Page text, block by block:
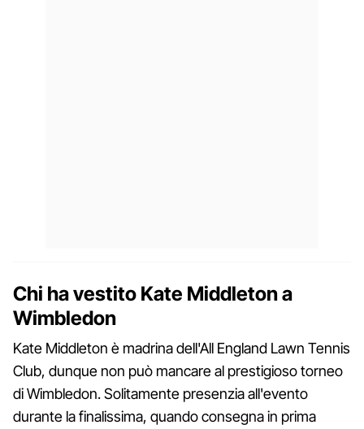
Chi ha vestito Kate Middleton a
Wimbledon
Kate Middleton è madrina dell'All England Lawn Tennis
Club, dunque non può mancare al prestigioso torneo
di Wimbledon. Solitamente presenzia all'evento
durante la finalissima, quando consegna in prima